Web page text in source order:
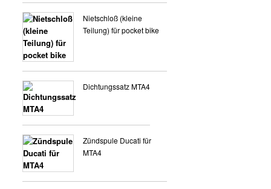
Nietschloß (kleine
Teilung) für pocket bike
Dichtungssatz MTA4
Zündspule Ducati für
MTA4